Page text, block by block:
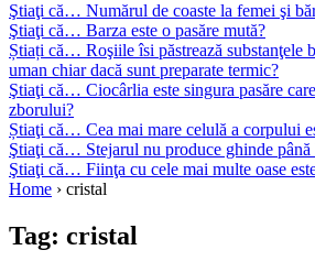
Ştiaţi că… Numărul de coaste la femei şi
Ştiaţi că… Barza este o pasăre mută?
Știați că… Roşiile îsi păstrează substanţele
uman chiar dacă sunt preparate termic?
Ştiaţi că… Ciocârlia este singura pasăre
zborului?
Știaţi că… Cea mai mare celulă a corpului
Ştiaţi că… Stejarul nu produce ghinde până
Ştiaţi că… Fiinţa cu cele mai multe oase
Home › cristal
Tag: cristal